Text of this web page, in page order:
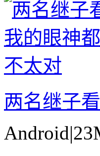
两名继子
Android|